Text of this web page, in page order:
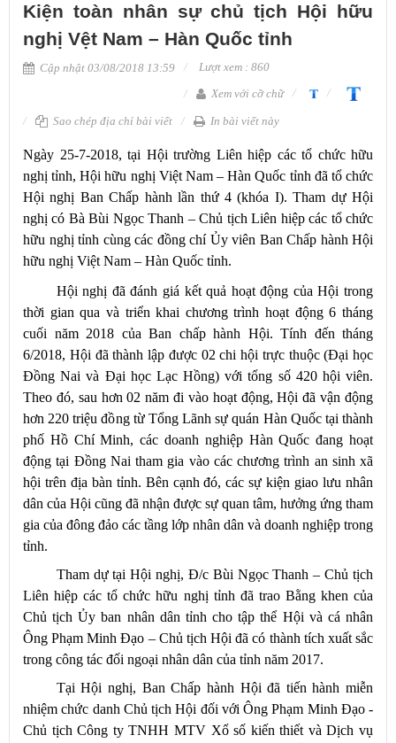
Kiện toàn nhân sự chủ tịch Hội hữu
nghị Vệt Nam – Hàn Quốc tỉnh
Cập nhật 03/08/2018 13:59
Lượt xem : 860
Xem với cỡ chữ
Sao chép địa chỉ bài viết In bài viết này
Ngày 25-7-2018, tại Hội trường Liên hiệp các tổ chức hữu
nghị tỉnh, Hội hữu nghị Việt Nam – Hàn Quốc tỉnh đã tổ chức
Hội nghị Ban Chấp hành lần thứ 4 (khóa I). Tham dự Hội
nghị có Bà Bùi Ngọc Thanh – Chủ tịch Liên hiệp các tổ chức
hữu nghị tỉnh cùng các đồng chí Ủy viên Ban Chấp hành Hội
hữu nghị Việt Nam – Hàn Quốc tỉnh.
Hội nghị đã đánh giá kết quả hoạt động của Hội trong
thời gian qua và triển khai chương trình hoạt động 6 tháng
cuối năm 2018 của Ban chấp hành Hội. Tính đến tháng
6/2018, Hội đã thành lập được 02 chi hội trực thuộc (Đại học
Đồng Nai và Đại học Lạc Hồng) với tổng số 420 hội viên.
Theo đó, sau hơn 02 năm đi vào hoạt động,Hội đã vận động
hơn 220 triệu đồng từ Tổng Lãnh sự quán Hàn Quốc tại thành
phố Hồ Chí Minh, các doanh nghiệp Hàn Quốc đang hoạt
động tại Đồng Nai tham gia vào các chương trình an sinh xã
hội trên địa bàn tỉnh. Bên cạnh đó, các sự kiện giao lưu nhân
dân của Hội cũng đã nhận được sự quan tâm, hưởng ứng tham
gia của đông đảo các tầng lớp nhân dân và doanh nghiệp trong
tỉnh.
Tham dự tại Hội nghị, Đ/c Bùi Ngọc Thanh – Chủ tịch
Liên hiệp các tổ chức hữu nghị tỉnh đã trao Bằng khen của
Chủ tịch Ủy ban nhân dân tỉnh cho tập thể Hội và cá nhân
Ông Phạm Minh Đạo – Chủ tịch Hội đã có thành tích xuất sắc
trong công tác đối ngoại nhân dân của tỉnh năm 2017.
Tại Hội nghị, Ban Chấp hành Hội đã tiến hành miễn
nhiệm chức danh Chủ tịch Hội đối với Ông Phạm Minh Đạo -
Chủ tịch Công ty TNHH MTV Xổ số kiến thiết và Dịch vụ